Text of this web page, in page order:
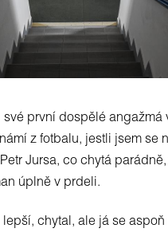
své první dospělé angažmá
z fotbalu, jestli jsem se
Jursa, co chytá
úplně v prdeli.
lepší, chytal, ale já se aspoň